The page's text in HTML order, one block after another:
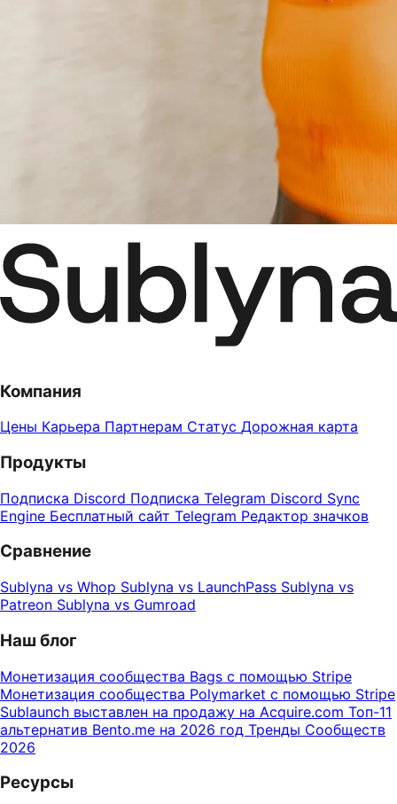
Компания
Цены Карьера Партнерам Статус Дорожная карта
Продукты
Подписка Discord Подписка Telegram Discord Sync
Engine Бесплатный сайт Telegram Редактор значков
Сравнение
Sublyna vs Whop Sublyna vs LaunchPass Sublyna vs
Patreon Sublyna vs Gumroad
Наш блог
Монетизация сообщества Bags с помощью Stripe
Монетизация сообщества Polymarket с помощью Stripe
Sublaunch выставлен на продажу на Acquire.com Топ-11
альтернатив Bento.me на 2026 год Тренды Сообществ
2026
Ресурсы